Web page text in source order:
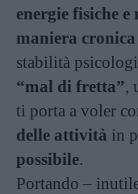
energie fisiche e
maniera cronica
stabilità
“mal di fretta”,
ti porta a voler
delle attività in
possibile.
Portando –